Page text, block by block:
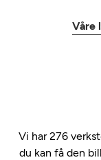
Våre
Vi har 276
du kan få den